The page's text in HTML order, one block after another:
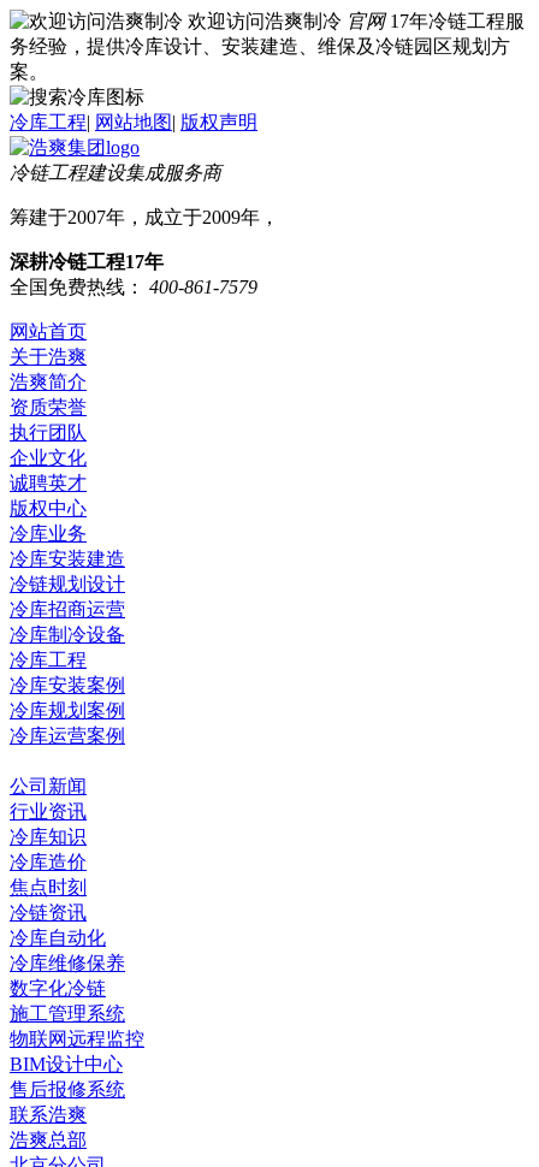
欢迎访问浩爽制冷 官网 17年冷链工程服
务经验，提供冷库设计、安装建造、维保及冷链园区规划方
案。
冷库工程| 网站地图| 版权声明
冷链工程建设集成服务商
筹建于2007年，成立于2009年，
深耕冷链工程17年
全国免费热线：
400-861-7579
网站首页
关于浩爽
浩爽简介
资质荣誉
执行团队
企业文化
诚聘英才
版权中心
冷库业务
冷库安装建造
冷链规划设计
冷库招商运营
冷库制冷设备
冷库工程
冷库安装案例
冷库规划案例
冷库运营案例
公司新闻
行业资讯
冷库知识
冷库造价
焦点时刻
冷链资讯
冷库自动化
冷库维修保养
数字化冷链
施工管理系统
物联网远程监控
BIM设计中心
售后报修系统
联系浩爽
浩爽总部